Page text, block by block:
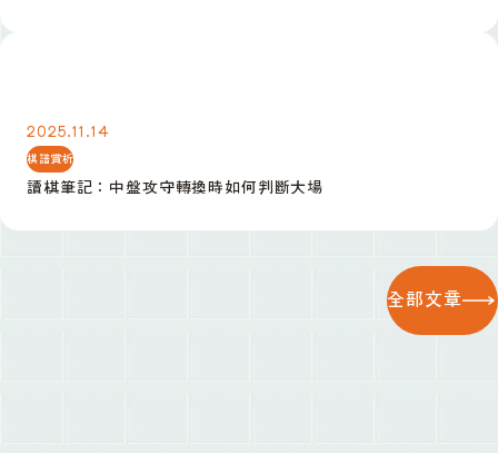
2025.11.14
棋譜賞析
讀棋筆記：中盤攻守轉換時如何判斷大場
全部文章